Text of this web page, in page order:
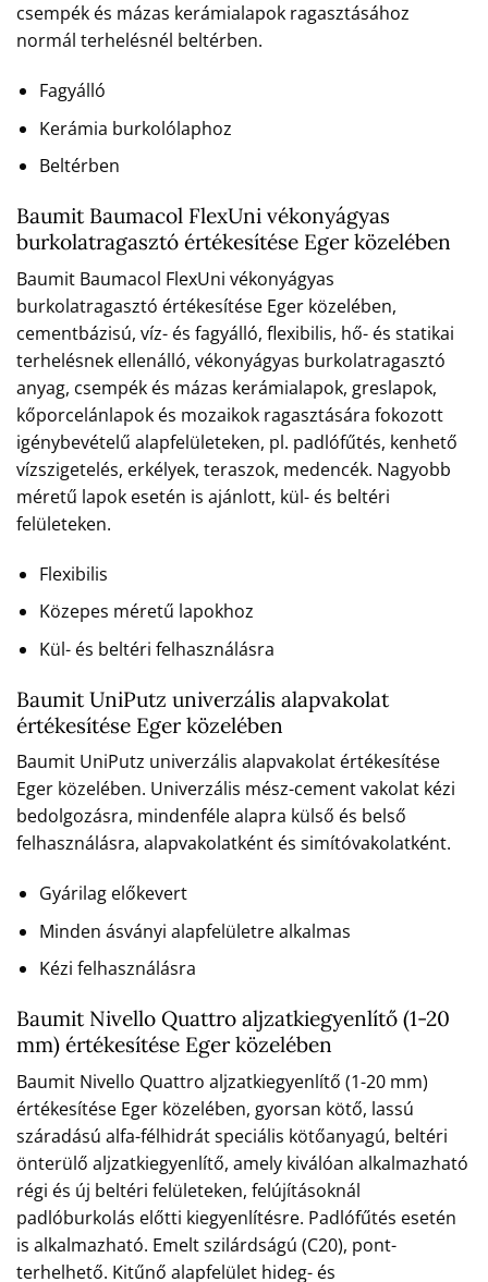
csempék és mázas kerámialapok ragasztásához
normál terhelésnél beltérben.
Fagyálló
Kerámia burkolólaphoz
Beltérben
Baumit Baumacol FlexUni vékonyágyas
burkolatragasztó értékesítése Eger közelében
Baumit Baumacol FlexUni vékonyágyas
burkolatragasztó értékesítése Eger közelében,
cementbázisú, víz- és fagyálló, flexibilis, hő- és statikai
terhelésnek ellenálló, vékonyágyas burkolatragasztó
anyag, csempék és mázas kerámialapok, greslapok,
kőporcelánlapok és mozaikok ragasztására fokozott
igénybevételű alapfelületeken, pl. padlófűtés, kenhető
vízszigetelés, erkélyek, teraszok, medencék. Nagyobb
méretű lapok esetén is ajánlott, kül- és beltéri
felületeken.
Flexibilis
Közepes méretű lapokhoz
Kül- és beltéri felhasználásra
Baumit UniPutz univerzális alapvakolat
értékesítése Eger közelében
Baumit UniPutz univerzális alapvakolat értékesítése
Eger közelében. Univerzális mész-cement vakolat kézi
bedolgozásra, mindenféle alapra külső és belső
felhasználásra, alapvakolatként és simítóvakolatként.
Gyárilag előkevert
Minden ásványi alapfelületre alkalmas
Kézi felhasználásra
Baumit Nivello Quattro aljzatkiegyenlítő (1-20
mm) értékesítése Eger közelében
Baumit Nivello Quattro aljzatkiegyenlítő (1-20 mm)
értékesítése Eger közelében, gyorsan kötő, lassú
száradású alfa-félhidrát speciális kötőanyagú, beltéri
önterülő aljzatkiegyenlítő, amely kiválóan alkalmazható
régi és új beltéri felületeken, felújításoknál
padlóburkolás előtti kiegyenlítésre. Padlófűtés esetén
is alkalmazható. Emelt szilárdságú (C20), pont-
terhelhető. Kitűnő alapfelület hideg- és